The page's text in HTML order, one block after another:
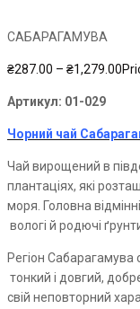
САБАРАГАМУВА
₴287.00 – ₴1,279.00
Артикул: 01-029
Чорний чай
Чай вирощений в
плантаціях, які
моря. Головна
вологі й родючі
Регіон Сабарагамува
тонкий і довгий,
свій неповторний